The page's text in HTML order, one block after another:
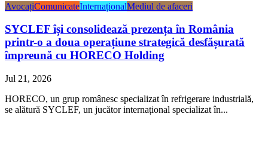
AvocațiComunicateInternaționalMediul de afaceri
SYCLEF își consolidează prezența în România
printr-o a doua operațiune strategică desfășurată
împreună cu HORECO Holding
Jul 21, 2026
HORECO, un grup românesc specializat în refrigerare industrială,
se alătură SYCLEF, un jucător internațional specializat în...